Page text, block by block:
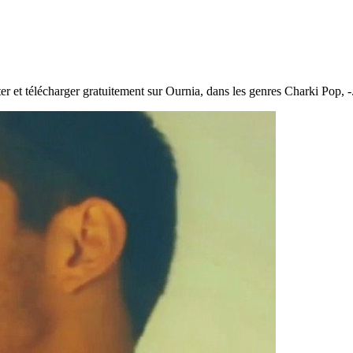
et télécharger gratuitement sur Ournia, dans les genres Charki Pop,